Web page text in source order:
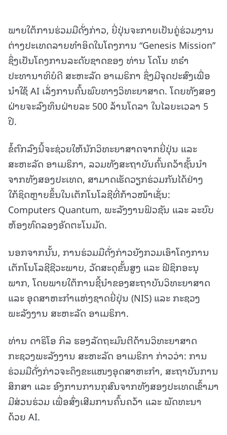
ພາຍໃຕ້ການຮ່ວມມືດັ່ງກ່າວ, ຍີ່ປຸ່ນຈະກາຍເປັນຄູ່ຮ່ວມງານ
ຕ່າງປະເທດລາຍທຳອິດໃນໂຄງການ “Genesis Mission”
ຊຶ່ງເປັນໂຄງການລະດັບຊາດຂອງ ທ່ານ ໂດໂນ ທຣໍາ
ປະທານາທິບໍດີ ສະຫະລັດ ອາເມຣິກາ ຊຶ່ງມີຈຸດປະສົງເພື່ອ
ນຳໃຊ້ AI ເລັ່ງການຄົ້ນພົບທາງວິທະຍາສາດ. ໂດຍທັງສອງ
ຝ່າຍຈະລົງທຶນຝ່າຍລະ 500 ລ້ານໂດລາ ໃນໄລຍະເວລາ 5
ປີ.
ຂໍ້ຕົກລົງນີ້ຈະຊ່ວຍໃຫ້ນັກວິທະຍາສາດຈາກຍີ່ປຸ່ນ ແລະ
ສະຫະລັດ ອາເມຣິກາ, ລວມທັງສະຖາບັນຄົ້ນຄວ້າຊັ້ນນຳ
ຈາກທັງສອງປະເທດ, ສາມາດເຮັດວຽກຮ່ວມກັນໄດ້ຢ່າງ
ໃກ້ຊິດຫຼາຍຂຶ້ນໃນເຕັກໂນໂລຊີທີ່ກ້າວໜ້າເຊັ່ນ:
Computers Quantum, ພະລັງງານຟິວຊັນ ແລະ ລະບົບ
ຫ້ອງທົດລອງອັດຕະໂນມັດ.
ນອກຈາກນັ້ນ, ການຮ່ວມມືດັ່ງກ່າວຍັງກວມເອົາໂຄງການ
ເຕັກໂນໂລຊີຊີວະພາບ, ວັດສະດຸຂັ້ນສູງ ແລະ ຟີຊິກອະນຸ
ພາກ, ໂດຍພາຍໃຕ້ການຊີ້ນຳຂອງສະຖາບັນວິທະຍາສາດ
ແລະ ອຸດສາຫະກຳແຫ່ງຊາດຍີ່ປຸ່ນ (NIS) ແລະ ກະຊວງ
ພະລັງງານ ສະຫະລັດ ອາເມຣິກາ.
ທ່ານ ດາຣິໂອ ກິລ ຮອງລັດຖະມົນຕີດ້ານວິທະຍາສາດ
ກະຊວງພະລັງງານ ສະຫະລັດ ອາເມຣິກາ ກ່າວວ່າ: ການ
ຮ່ວມມືດັ່ງກ່າວຈະດຶງຂະແໜງອຸດສາຫະກຳ, ສະຖາບັນການ
ສຶກສາ ແລະ ອົງການການກຸສົນຈາກທັງສອງປະເທດເຂົ້າມາ
ມີສ່ວນຮ່ວມ ເພື່ອສົ່ງເສີມການຄົ້ນຄວ້າ ແລະ ພັດທະນາ
ດ້ວຍ AI.